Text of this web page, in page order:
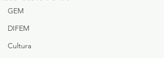
GEM
DIFEM
Cultura